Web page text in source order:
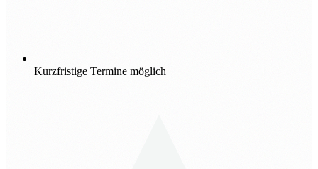
Kurzfristige Termine möglich